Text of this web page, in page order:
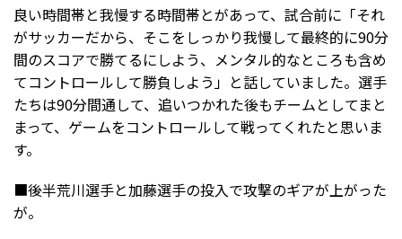
良い時間帯と我慢する時間帯とがあって、試合前に「それ
がサッカーだから、そこをしっかり我慢して最終的に90分
間のスコアで勝てるにしよう、メンタル的なところも含め
てコントロールして勝負しよう」と話していました。選手
たちは90分間通して、追いつかれた後もチームとしてまと
まって、ゲームをコントロールして戦ってくれたと思いま
す。
■後半荒川選手と加藤選手の投入で攻撃のギアが上がった
が。